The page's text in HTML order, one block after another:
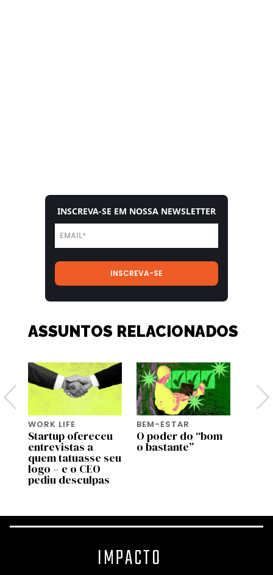
INSCREVA-SE EM NOSSA NEWSLETTER
ASSUNTOS RELACIONADOS
WORK LIFE
Startup ofereceu
entrevistas a
quem tatuasse seu
logo – e o CEO
pediu desculpas
BEM-ESTAR
O poder do “bom
o bastante”
IMPACTO